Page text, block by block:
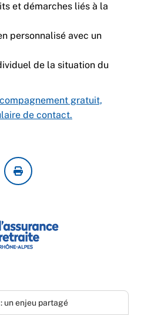
et démarches liés à la
personnalisé avec un
de la situation du
gratuit,
de contact.
un enjeu partagé